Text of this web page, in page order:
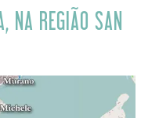
NA REGIÃO SAN